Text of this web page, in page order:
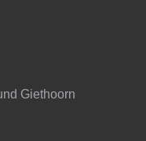
Giethoorn